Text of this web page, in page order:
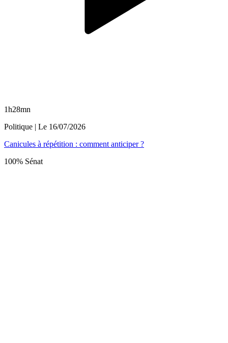
1h28mn
Politique | Le 16/07/2026
Canicules à répétition : comment anticiper ?
100% Sénat